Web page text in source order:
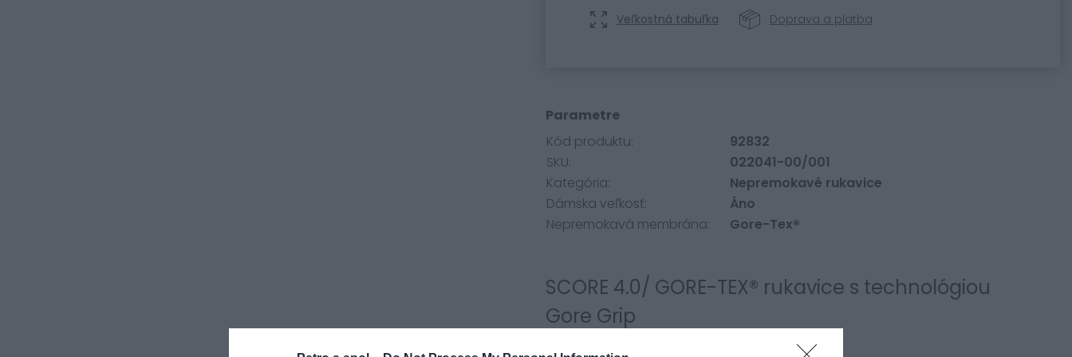
Veľkostná tabuľka Doprava a platba
Parametre
Kód produktu:
92832
SKU:
022041-00/001
Kategória:
Nepremokavé rukavice
Dámska veľkosť:
Áno
Nepremokavá membrána:
Gore-Tex®
SCORE 4.0/ GORE-TEX® rukavice s technológiou
Gore Grip